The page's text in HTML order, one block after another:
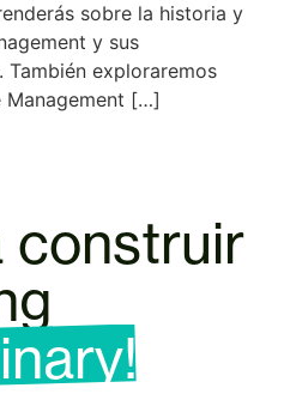
sobre la historia y
y sus
exploraremos
Management […]
construir